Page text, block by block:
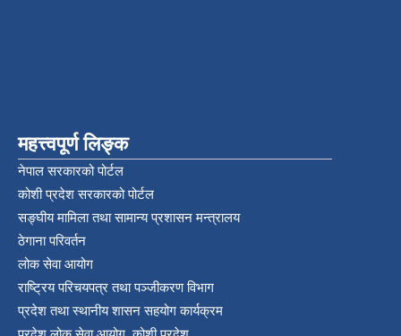
महत्त्वपूर्ण लिङ्क
नेपाल सरकारको पोर्टल
कोशी प्रदेश सरकारको पोर्टल
सङ्‍घीय मामिला तथा सामान्य प्रशासन मन्त्रालय
ठेगाना परिवर्तन
लोक सेवा आयोग
राष्ट्रिय परिचयपत्र तथा पञ्‍जीकरण विभाग
प्रदेश तथा स्थानीय शासन सहयोग कार्यक्रम